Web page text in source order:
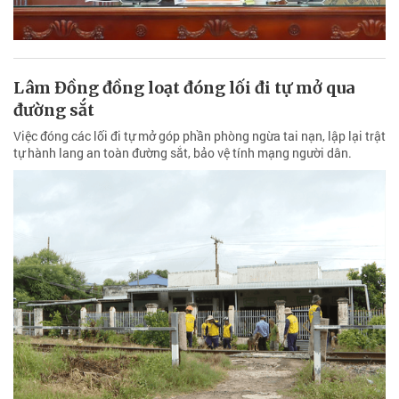
Lâm Đồng đồng loạt đóng lối đi tự mở qua
đường sắt
Việc đóng các lối đi tự mở góp phần phòng ngừa tai nạn, lập lại trật
tự hành lang an toàn đường sắt, bảo vệ tính mạng người dân.